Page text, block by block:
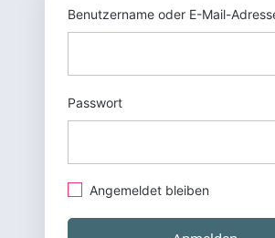
Benutzername oder E-Mail-
Passwort
Angemeldet bleiben